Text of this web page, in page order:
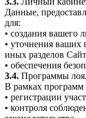
Данные,
для:
• создания вашего
• уточнения ваших
иных разделов
• обеспечения
3.4. Программы
В рамках программ
• регистрации
• контроля